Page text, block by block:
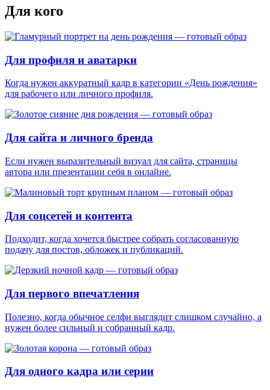
Для кого
Для профиля и аватарки
Когда нужен аккуратный кадр в категории «День рождения»
для рабочего или личного профиля.
Для сайта и личного бренда
Если нужен выразительный визуал для сайта, страницы
автора или презентации себя в онлайне.
Для соцсетей и контента
Подходит, когда хочется быстрее собрать согласованную
подачу для постов, обложек и публикаций.
Для первого впечатления
Полезно, когда обычное селфи выглядит слишком случайно, а
нужен более сильный и собранный кадр.
Для одного кадра или серии